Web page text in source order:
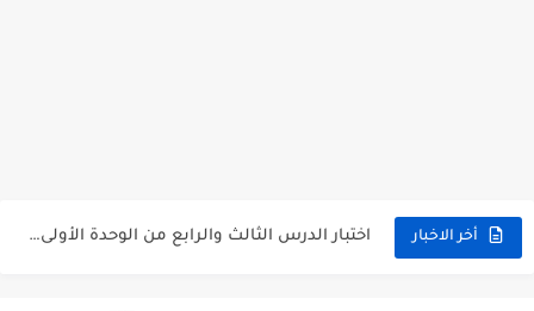
أخر الاخبار اختبار الدرس الثالث والرابع من الوحدة الأولى مع الحل في...